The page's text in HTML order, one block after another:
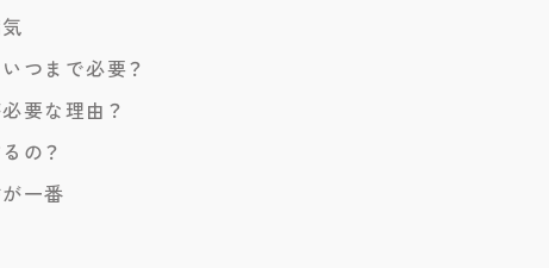
つまで必要？
要な理由？
の？
一番